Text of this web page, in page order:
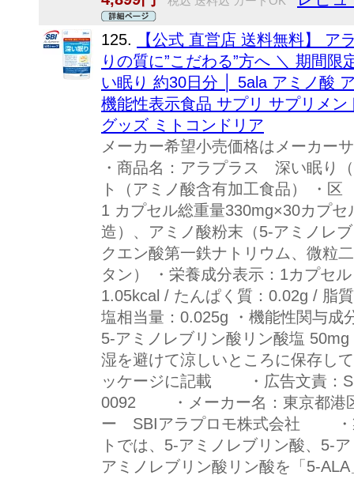
125.
【公式 直営店 送料無料】 ア
りの質に”こだわる”方へ ＼ 期間
い眠り 約30日分 │ 5ala アミノ酸
機能性表示食品 サプリ サプリメ
グッズ ミトコンドリア
メーカー希望小売価格はメーカー
・商品名：アラプラス 深い眠り
ト（アミノ酸含有加工食品） ・
1 カプセル総重量330mg×30カプ
造）、アミノ酸粉末（5-アミノレ
クエン酸第一鉄ナトリウム、微粒
タン） ・栄養成分表示：1カプセ
1.05kcal / たんぱく質：0.02g / 脂
塩相当量：0.025g ・機能性関与成
5-アミノレブリン酸リン酸塩
湿を避けて涼しいところに保存
ッケージに記載 ・広告文責：
0092 ・メーカー名：東京都港
ー SBIアラプロモ株式会社
トでは、5-アミノレブリン酸、5-
アミノレブリン酸リン酸を「5-